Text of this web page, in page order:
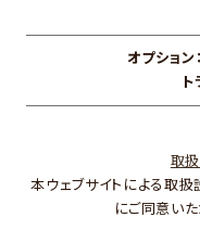
オプション
取
本ウェブサイトによる取
にご同意い